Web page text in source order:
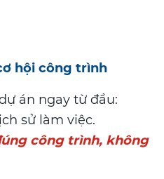
hội công trình
án ngay từ đầu:
sử làm việc.
công trình, không